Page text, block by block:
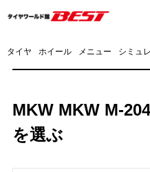
タイヤ ホイール メニュー シミュ
MKW MKW M-
を選ぶ